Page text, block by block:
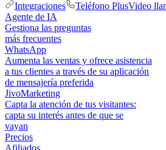
Integraciones
Teléfono PlusVideo
Agente de IA
Gestiona las preguntas
más frecuentes
WhatsApp
Aumenta las ventas y ofrece asistencia
a tus clientes a través de su aplicación
de mensajería preferida
JivoMarketing
Capta la atención de tus visitantes:
capta su interés antes de que se
vayan
Precios
Afiliados